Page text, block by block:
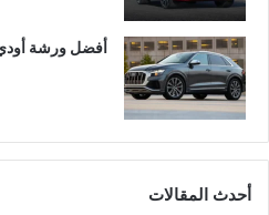
أفضل ورشة
أحدث المقالات